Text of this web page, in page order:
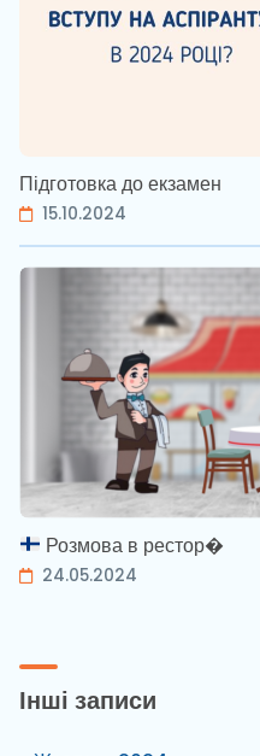
Підготовка до екзамен
15.10.2024
Розмова в рестор�
24.05.2024
Інші записи